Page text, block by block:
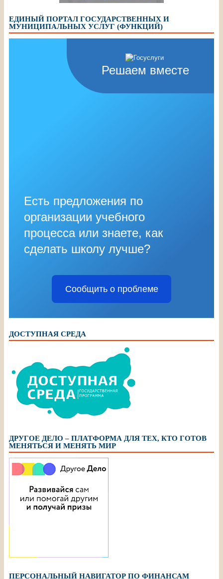
ЕДИНЫЙ ПОРТАЛ ГОСУДАРСТВЕННЫХ И
МУНИЦИПАЛЬНЫХ УСЛУГ (ФУНКЦИЙ)
Решаем вместе
Есть предложения по
организации учебного
процесса или знаете, как
сделать школу лучше?
Сообщить о проблеме
ДОСТУПНАЯ СРЕДА
ДРУГОЕ ДЕЛО – ПЛАТФОРМА ДЛЯ ТЕХ, КТО ГОТОВ
МЕНЯТЬСЯ И МЕНЯТЬ МИР
ПЕРСОНАЛЬНЫЙ НАВИГАТОР ПО ФИНАНСАМ